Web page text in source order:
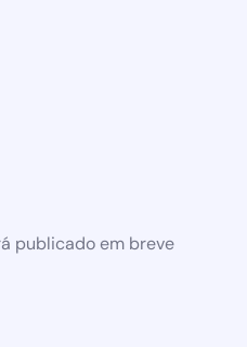
publicado em breve